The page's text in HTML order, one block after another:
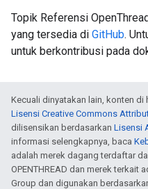
Topik Referensi
yang tersedia di GitHub.
untuk berkontribusi pada
Kecuali dinyatakan lain, konten
Lisensi Creative Commons
dilisensikan berdasarkan Lisensi
informasi selengkapnya, baca
adalah merek dagang terdaftar
OPENTHREAD dan merek terkait
Group dan digunakan